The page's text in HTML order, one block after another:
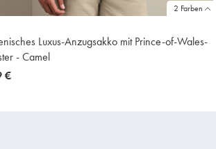
2 Farben
Luxus-Anzugsakko mit Prince-of-Wales-
- Camel
€